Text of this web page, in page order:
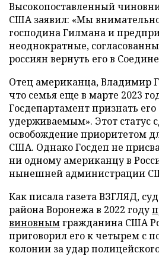
Высокопоставленный
США заявил: «Мы
господина Гилмана и
неоднократные,
россиян вернуть его в
Отец американца, Владимир
что семья еще в марте 2023
Госдепартамент признать
удерживаемым». Этот статус
освобождение приоритетом
США. Однако Госдеп не
ни одному американцу в
нынешней администрации
Как писала газета ВЗГЛЯД,
района Воронежа в 2022 году
виновнымгражданина США
приговорил его к четырем с
колонии за удар